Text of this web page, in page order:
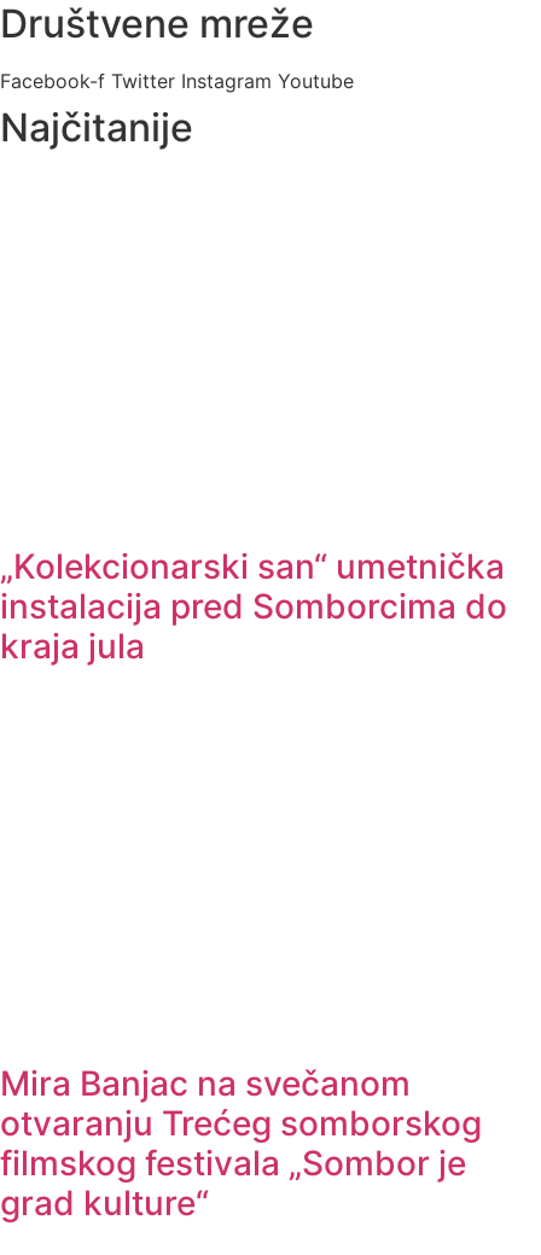
Društvene mreže
Facebook-f Twitter Instagram Youtube
Najčitanije
„Kolekcionarski san“ umetnička
instalacija pred Somborcima do
kraja jula
Mira Banjac na svečanom
otvaranju Trećeg somborskog
filmskog festivala „Sombor je
grad kulture“